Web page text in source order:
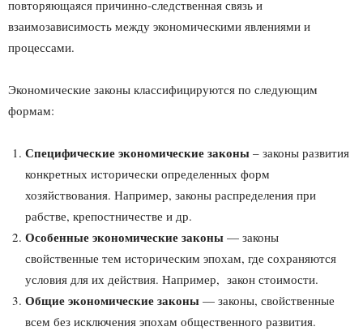
повторяющаяся причинно-следственная связь и
взаимозависимость между экономическими явлениями и
процессами.
Экономические законы классифицируются по следующим
формам:
Специфические экономические законы – законы развития
конкретных исторически определенных форм
хозяйствования. Например, законы распределения при
рабстве, крепостничестве и др.
Особенные экономические законы — законы
свойственные тем историческим эпохам, где сохраняются
условия для их действия. Например, закон стоимости.
Общие экономические законы — законы, свойственные
всем без исключения эпохам общественного развития.